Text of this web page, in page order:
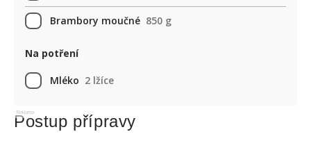
Brambory moučné 850 g
Na potření
Mléko 2 lžíce
Reklama
Postup přípravy